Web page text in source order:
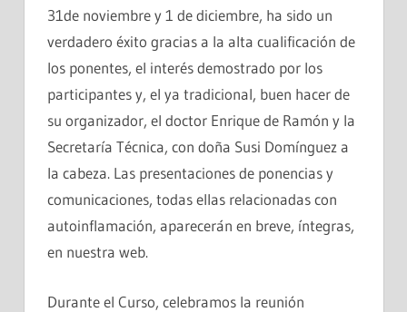
31de noviembre y 1 de diciembre, ha sido un
verdadero éxito gracias a la alta cualificación de
los ponentes, el interés demostrado por los
participantes y, el ya tradicional, buen hacer de
su organizador, el doctor Enrique de Ramón y la
Secretaría Técnica, con doña Susi Domínguez a
la cabeza. Las presentaciones de ponencias y
comunicaciones, todas ellas relacionadas con
autoinflamación, aparecerán en breve, íntegras,
en nuestra web.
Durante el Curso, celebramos la reunión